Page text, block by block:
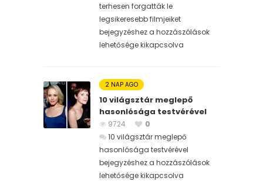
terhesen forgatták le
legsikeresebb filmjeiket
bejegyzéshez a hozzászólások
lehetősége kikapcsolva
2 NAP AGO
10 világsztár meglepő
hasonlósága testvérével
9724
0
10 világsztár meglepő
hasonlósága testvérével
bejegyzéshez a hozzászólások
lehetősége kikapcsolva